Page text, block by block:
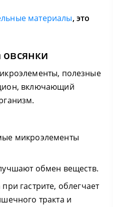
материалы, это
овсянки
полезные
включающий
микроэлементы
обмен веществ.
гастрите, облегчает
тракта и